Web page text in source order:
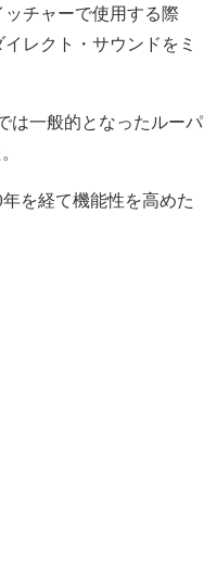
チャーで使用する際
レクト・サウンドをミ
は一般的となったルーパ
を経て機能性を高めた